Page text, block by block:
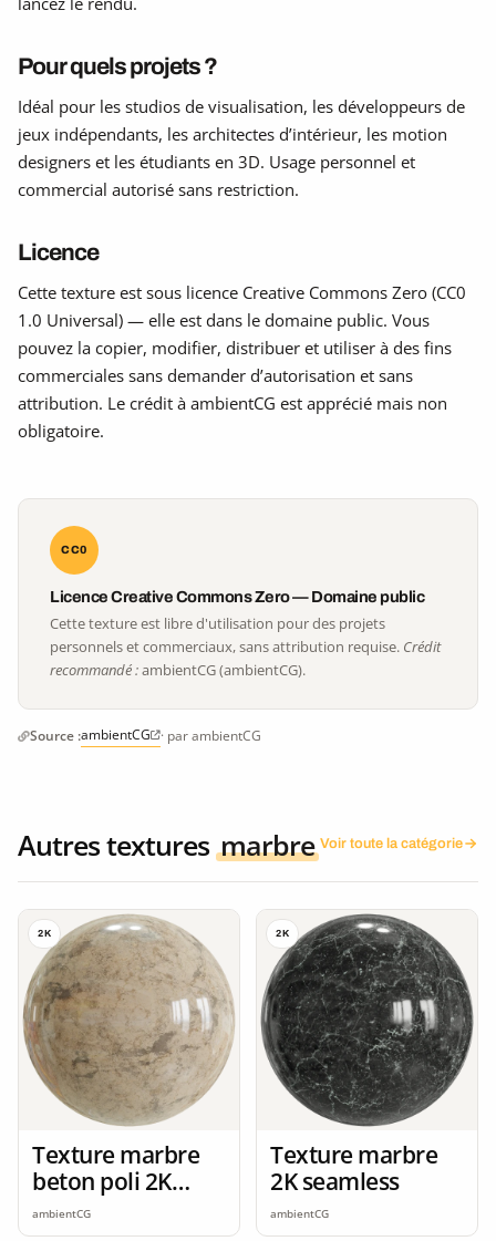
Pour quels projets ?
Idéal pour les studios de visualisation, les développeurs de
jeux indépendants, les architectes d’intérieur, les motion
designers et les étudiants en 3D. Usage personnel et
commercial autorisé sans restriction.
Licence
Cette texture est sous licence Creative Commons Zero (CC0
1.0 Universal) — elle est dans le domaine public. Vous
pouvez la copier, modifier, distribuer et utiliser à des fins
commerciales sans demander d’autorisation et sans
attribution. Le crédit à ambientCG est apprécié mais non
obligatoire.
CC0
Licence Creative Commons Zero — Domaine public
Cette texture est libre d'utilisation pour des projets
personnels et commerciaux, sans attribution requise. Crédit
recommandé :ambientCG (ambientCG).
Source :ambientCG · par ambientCG
Autres textures marbre Voir toute la catégorie
2K
Texture marbre
beton poli 2K
seamless
ambientCG
2K
Texture marbre
2K seamless
ambientCG